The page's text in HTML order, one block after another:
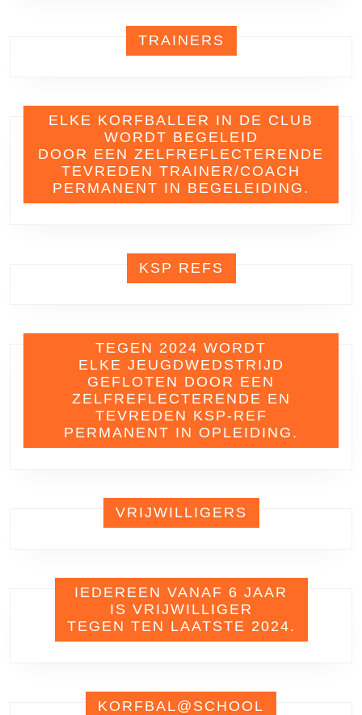
TRAINERS
ELKE KORFBALLER IN DE CLUB
WORDT BEGELEID
DOOR EEN ZELFREFLECTERENDE
TEVREDEN TRAINER/COACH
PERMANENT IN BEGELEIDING.
KSP REFS
TEGEN 2024 WORDT
ELKE JEUGDWEDSTRIJD
GEFLOTEN DOOR EEN
ZELFREFLECTERENDE EN
TEVREDEN KSP-REF
PERMANENT IN OPLEIDING.
VRIJWILLIGERS
IEDEREEN VANAF 6 JAAR
IS VRIJWILLIGER
TEGEN TEN LAATSTE 2024.
KORFBAL@SCHOOL